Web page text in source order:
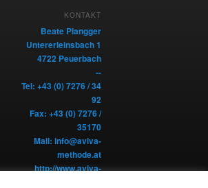
KONTAKT
Beate Plangger
Untererleinsbach 1
4722 Peuerbach
--
Tel: +43 (0) 7276 / 34
92
Fax: +43 (0) 7276 /
35170
Mail: info@aviva-
methode.at
http://www.aviva-